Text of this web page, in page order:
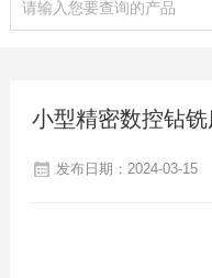
小型精密数控钻铣
发布日期：2024-03-15